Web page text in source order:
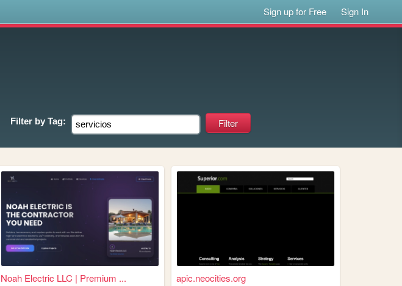
Sign up for Free Sign In
Filter by Tag:
Noah Electric LLC | Premium ... apic.neocities.org